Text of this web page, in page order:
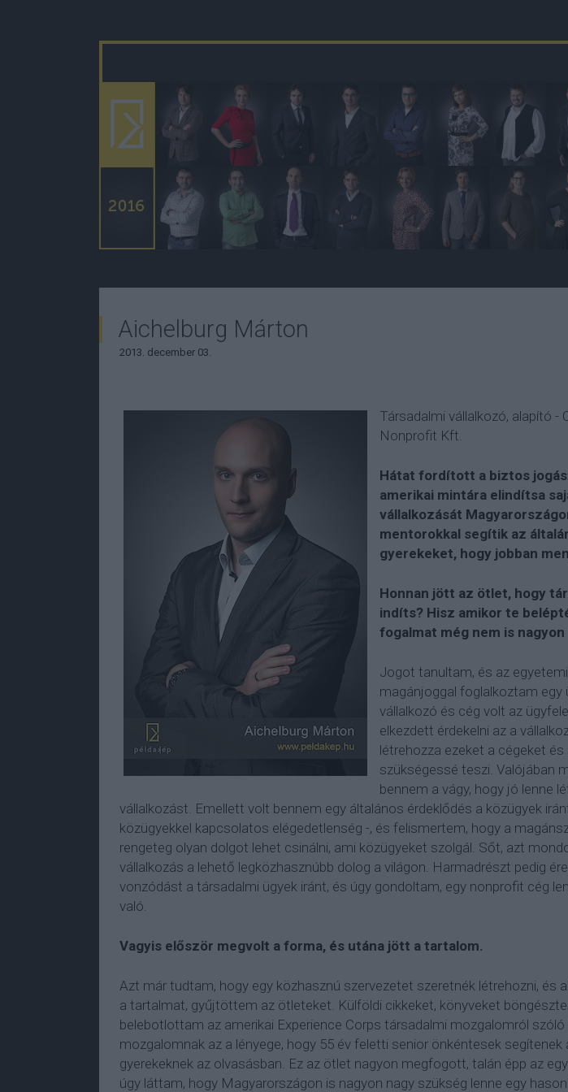
Aichelburg Márton
2013. december 03.
Társadalmi vállalkozó, alapító -
Nonprofit Kft.
Hátat fordított a biztos
amerikai mintára elindítsa
vállalkozását
mentorokkal segítik az
gyerekeket, hogy jobban
Honnan jött az ötlet, hogy
indíts? Hisz amikor te
fogalmat még nem is
Jogot tanultam, és az
magánjoggal foglalkoztam egy
vállalkozó és cég volt az
elkezdett érdekelni az a
létrehozza ezeket a cégeket
szükségessé teszi. Valójában
bennem a vágy, hogy jó lenne
vállalkozást. Emellett volt bennem egy általános érdeklődés a közügyek
közügyekkel kapcsolatos elégedetlenség -, és felismertem, hogy a
rengeteg olyan dolgot lehet csinálni, ami közügyeket szolgál. Sőt, azt
vállalkozás a lehető legközhasznúbb dolog a világon. Harmadrészt pedig
vonzódást a társadalmi ügyek iránt, és úgy gondoltam, egy nonprofit cég
való.
Vagyis először megvolt a forma, és utána jött a tartalom.
Azt már tudtam, hogy egy közhasznú szervezetet szeretnék létrehozni, és
a tartalmat, gyűjtöttem az ötleteket. Külföldi cikkeket, könyveket
belebotlottam az amerikai Experience Corps társadalmi mozgalomról
mozgalomnak az a lényege, hogy 55 év feletti senior önkéntesek segítenek
gyerekeknek az olvasásban. Ez az ötlet nagyon megfogott, talán épp az
úgy láttam, hogy Magyarországon is nagyon nagy szükség lenne egy